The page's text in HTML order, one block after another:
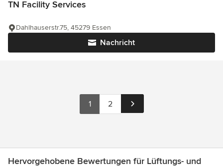
TN Facility Services
Nachricht
Dahlhauserstr.75, 45279 Essen
1 2
Hervorgehobene Bewertungen für Lüftungs- und